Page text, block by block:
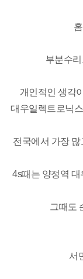
부분수
개인적인 생각
대우일렉트로닉
전국에서 가장
4s때는 양정역
그때도
서